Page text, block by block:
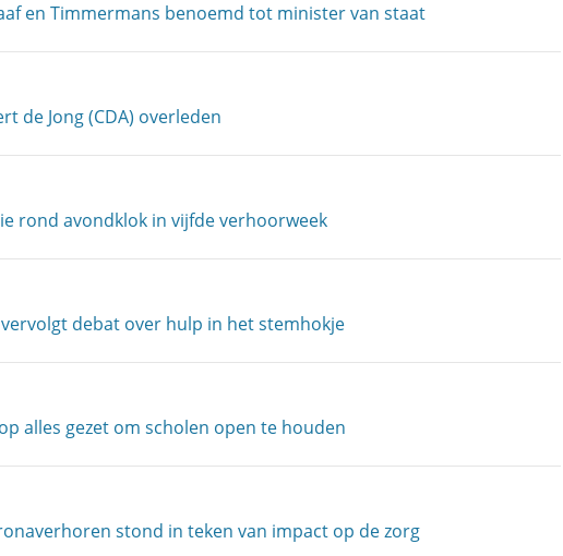
en Timmermans benoemd tot minister van staat
de Jong (CDA) overleden
rond avondklok in vijfde verhoorweek
debat over hulp in het stemhokje
alles gezet om scholen open te houden
stond in teken van impact op de zorg